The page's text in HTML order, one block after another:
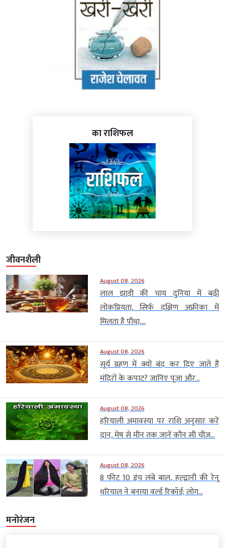
का राशिफल
जीवनशैली
August 08, 2026
लाल झाड़ी की चाय दुनिया में बढ़ी
लोकप्रियता, सिर्फ दक्षिण अफ्रीका में
मिलता है पौधा,...
August 08, 2026
सूर्य ग्रहण में क्यों बंद कर दिए जाते हैं
मंदिरों के कपाट? जानिए पूजा और...
August 08, 2026
हरियाली अमावस्या पर राशि अनुसार करें
दान, मेष से मीन तक जानें कौन सी चीज...
August 08, 2026
8 फीट 10 इंच लंबे बाल, हल्द्वानी की रेनू
धरियाल ने बनाया वर्ल्ड रिकॉर्ड; लोग...
मनोरंजन